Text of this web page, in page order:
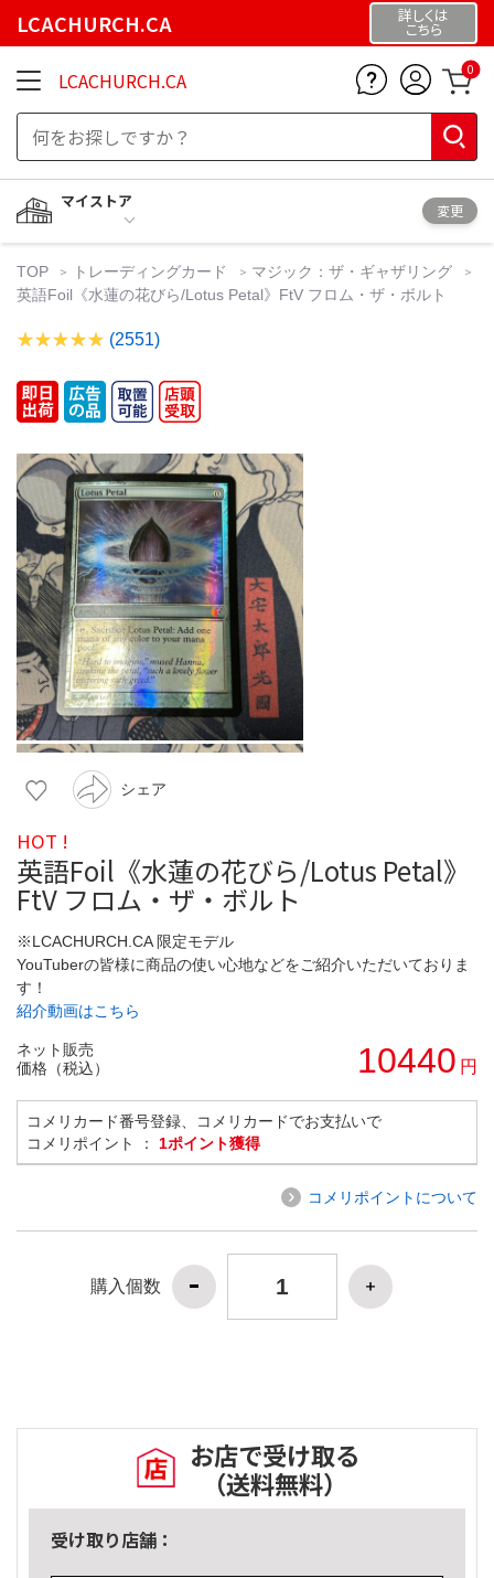
LCACHURCH.CA 詳しくは
こちら
LCACHURCH.CA 0
マイストア
変更
TOP トレーディングカード
マジック：ザ・ギャザリング
英語Foil《水蓮の花びら/Lotus Petal》FtV フロム・ザ・ボルト
(2551)
シェア
HOT !
英語Foil《水蓮の花びら/Lotus Petal》
FtV フロム・ザ・ボルト
※LCACHURCH.CA 限定モデル
YouTuberの皆様に商品の使い心地などをご紹介いただいておりま
す！
紹介動画はこちら
ネット販売
価格（税込）
10440 円
コメリカード番号登録、コメリカードでお支払いで
コメリポイント ： 1ポイント獲得
コメリポイントについて
購入個数
お店で受け取る
（送料無料）
受け取り店舗：